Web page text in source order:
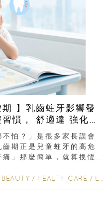
期 】乳齒蛀牙影響發
強化琺
不怕？」是很多家長誤會
期正是兒童蛀牙的高危
」那麼簡單，就算換恆
/ HEALTH CARE / LIFESTYLE